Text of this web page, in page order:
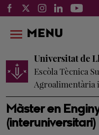
Màster en
(interuniversitari)
Universitat de
Escòla Tècnica
Agroalimentària
MENU